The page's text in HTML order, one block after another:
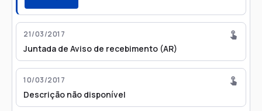
21/03/2017
Juntada de Aviso de recebimento (AR)
10/03/2017
Descrição não disponível